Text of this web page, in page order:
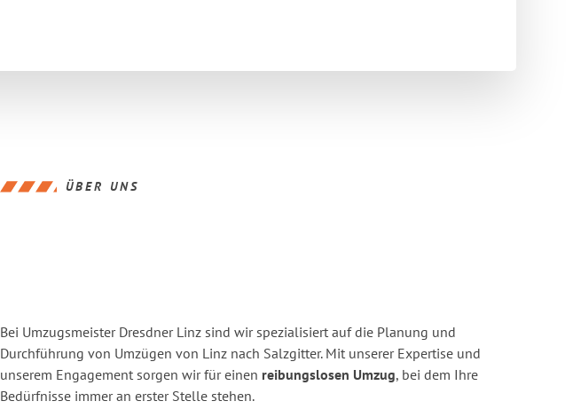
ÜBER UNS
Bei Umzugsmeister Dresdner Linz sind wir spezialisiert auf die Planung und
Durchführung von Umzügen von Linz nach Salzgitter. Mit unserer Expertise und
unserem Engagement sorgen wir für einen reibungslosen Umzug, bei dem Ihre
Bedürfnisse immer an erster Stelle stehen.